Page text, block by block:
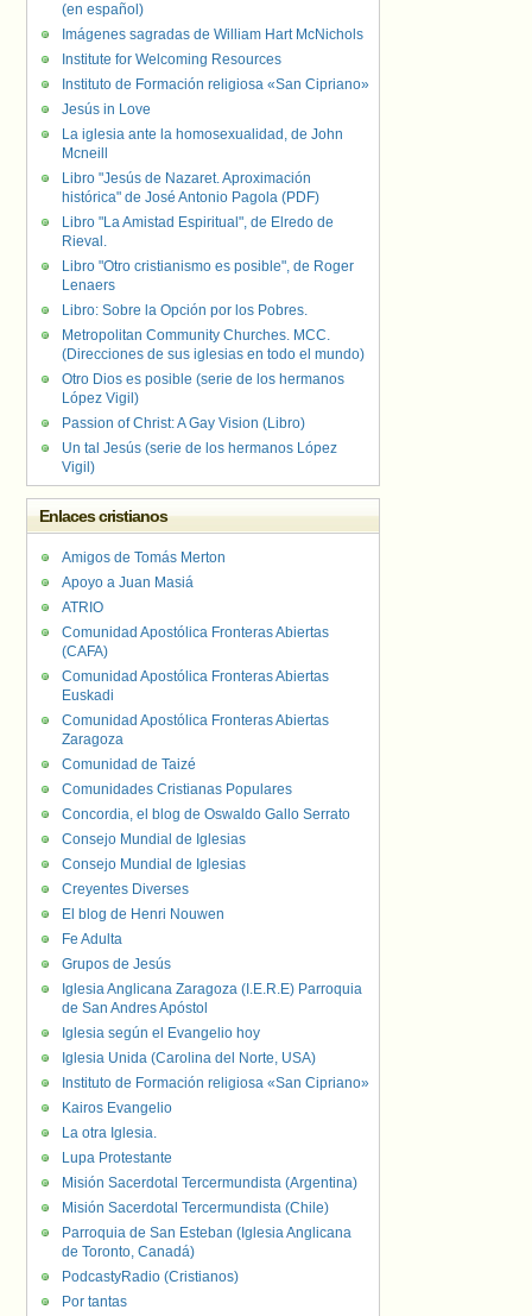
(en español)
Imágenes sagradas de William Hart McNichols
Institute for Welcoming Resources
Instituto de Formación religiosa «San Cipriano»
Jesús in Love
La iglesia ante la homosexualidad, de John
Mcneill
Libro "Jesús de Nazaret. Aproximación
histórica" de José Antonio Pagola (PDF)
Libro "La Amistad Espiritual", de Elredo de
Rieval.
Libro "Otro cristianismo es posible", de Roger
Lenaers
Libro: Sobre la Opción por los Pobres.
Metropolitan Community Churches. MCC.
(Direcciones de sus iglesias en todo el mundo)
Otro Dios es posible (serie de los hermanos
López Vigil)
Passion of Christ: A Gay Vision (Libro)
Un tal Jesús (serie de los hermanos López
Vigil)
Enlaces cristianos
Amigos de Tomás Merton
Apoyo a Juan Masiá
ATRIO
Comunidad Apostólica Fronteras Abiertas
(CAFA)
Comunidad Apostólica Fronteras Abiertas
Euskadi
Comunidad Apostólica Fronteras Abiertas
Zaragoza
Comunidad de Taizé
Comunidades Cristianas Populares
Concordia, el blog de Oswaldo Gallo Serrato
Consejo Mundial de Iglesias
Consejo Mundial de Iglesias
Creyentes Diverses
El blog de Henri Nouwen
Fe Adulta
Grupos de Jesús
Iglesia Anglicana Zaragoza (I.E.R.E) Parroquia
de San Andres Apóstol
Iglesia según el Evangelio hoy
Iglesia Unida (Carolina del Norte, USA)
Instituto de Formación religiosa «San Cipriano»
Kairos Evangelio
La otra Iglesia.
Lupa Protestante
Misión Sacerdotal Tercermundista (Argentina)
Misión Sacerdotal Tercermundista (Chile)
Parroquia de San Esteban (Iglesia Anglicana
de Toronto, Canadá)
PodcastyRadio (Cristianos)
Por tantas